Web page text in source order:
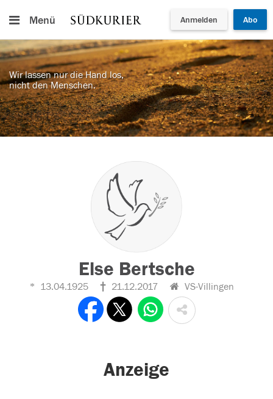
Menü Anmelden Abo
Wir lassen nur die Hand los,
nicht den Menschen.
Else Bertsche
13.04.1925 21.12.2017 VS-Villingen
Anzeige